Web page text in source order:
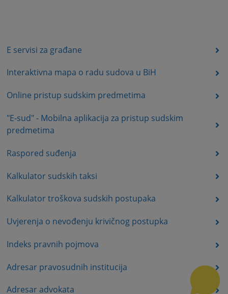
E servisi za građane
Interaktivna mapa o radu sudova u BiH
Online pristup sudskim predmetima
"E-sud" - Mobilna aplikacija za pristup sudskim
predmetima
Raspored suđenja
Kalkulator sudskih taksi
Kalkulator troškova sudskih postupaka
Uvjerenja o nevođenju krivičnog postupka
Indeks pravnih pojmova
Adresar pravosudnih institucija
Adresar advokata